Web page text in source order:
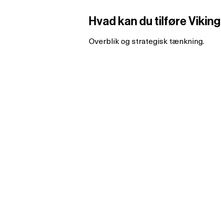
Hvad kan du tilføre
Overblik og strategisk tænkning.